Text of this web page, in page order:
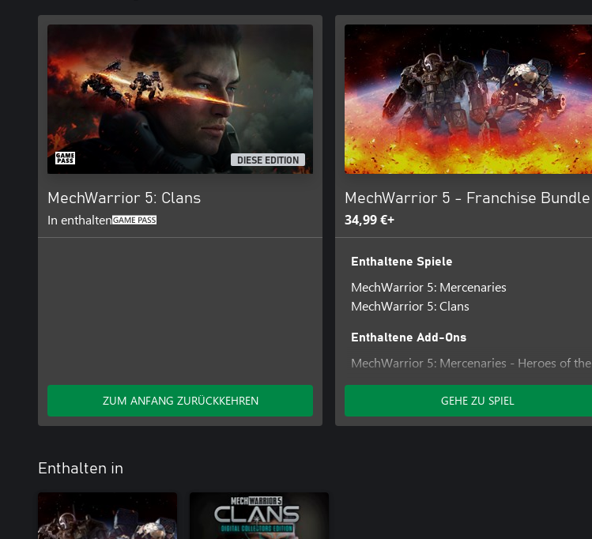
DIESE EDITION
MechWarrior 5: Clans
In enthalten
ZUM ANFANG ZURÜCKKEHREN
MechWarrior 5 - Franchise Bundle
34,99 €+
Enthaltene Spiele
MechWarrior 5: Mercenaries
MechWarrior 5: Clans
Enthaltene Add-Ons
MechWarrior 5: Mercenaries - Heroes of the
Inner Sphere
MechWarrior 5: Clans - Ghost Bear: Flash
Storm
GEHE ZU SPIEL
Enthalten in